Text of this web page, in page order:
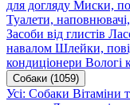
для догляду Миски,
Туалети,
Засоби від глистів
навалом Шлейки,
кондиціонери Вологі
Собаки (1059)
Усі: Собаки Вітаміни